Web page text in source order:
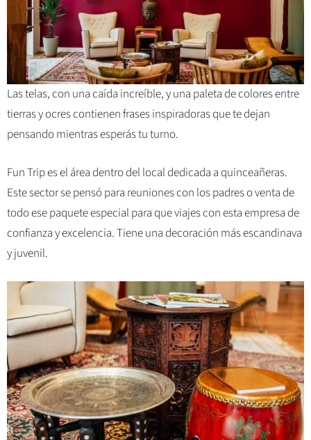
Las telas, con una caída increíble, y una paleta de colores entre
tierras y ocres contienen frases inspiradoras que te dejan
pensando mientras esperás tu turno.
Fun Trip es el área dentro del local dedicada a quinceañeras.
Este sector se pensó para reuniones con los padres o venta de
todo ese paquete especial para que viajes con esta empresa de
confianza y excelencia. Tiene una decoración más escandinava
y juvenil.